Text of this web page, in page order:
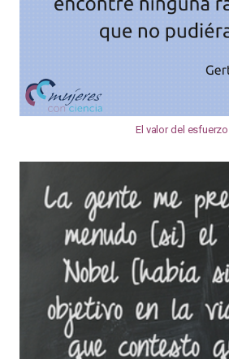
El valor del esfuerzo